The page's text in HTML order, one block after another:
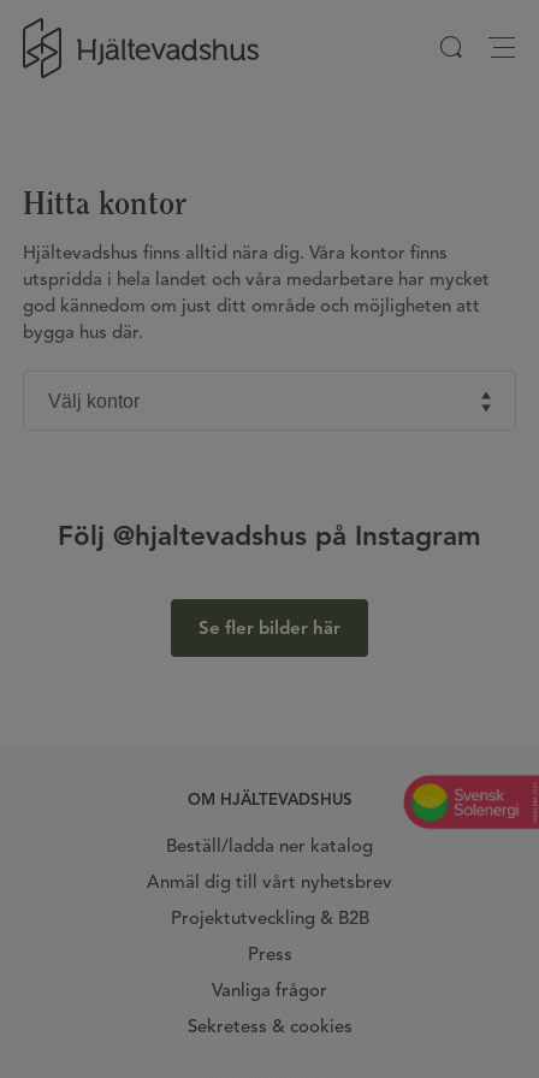
Hitta kontor
Hjältevadshus finns alltid nära dig. Våra kontor finns
utspridda i hela landet och våra medarbetare har mycket
god kännedom om just ditt område och möjligheten att
bygga hus där.
Följ @hjaltevadshus på Instagram
Se fler bilder här
OM HJÄLTEVADSHUS
Beställ/ladda ner katalog
Anmäl dig till vårt nyhetsbrev
Projektutveckling & B2B
Press
Vanliga frågor
Sekretess & cookies